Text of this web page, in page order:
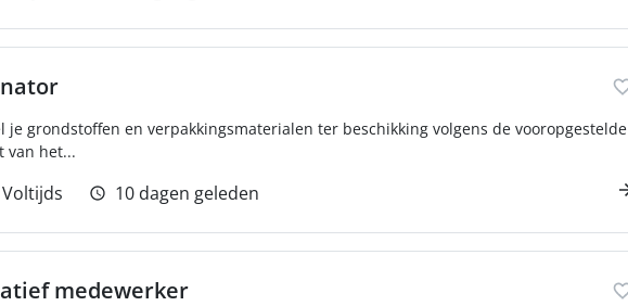
grondstoffen en verpakkingsmaterialen ter beschikking volgens de vooropgestelde
van het...
Voltijds 10 dagen geleden
medewerker